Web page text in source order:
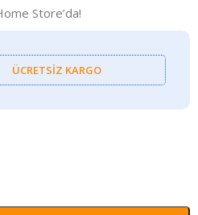
Store’da!
ÜCRETSİZ KARGO